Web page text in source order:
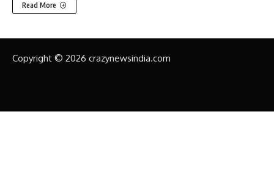
Read More
Copyright © 2026 crazynewsindia.com